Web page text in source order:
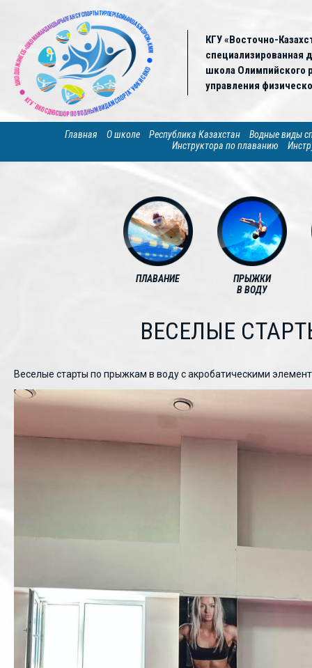
КГУ «Восточно-
специализированная
школа Олимпийского
управления
Главная О школе Республика Казахстан
Водные виды
Инструктора по плаванию
ПЛАВАНИЕ
ПРЫЖКИ
В ВОДУ
ВЕСЕЛЫЕ
Веселые старты по прыжкам в воду с акробатическими